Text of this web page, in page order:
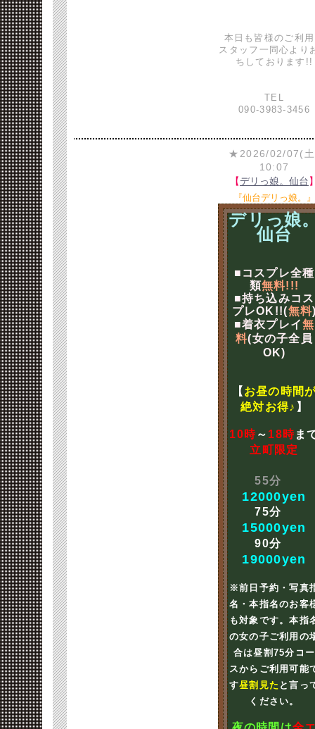
本日も皆様のご利
スタッフ一同心より
ちしております!!
TEL
090-3983-3456
★2026/02/07(
10:07
【デリっ娘。仙台
『仙台デリっ娘。』
デリっ娘
仙台
■コスプレ全種
類無料!!!
■持ち込みコス
プレOK!!(無料
■着衣プレイ無
料(女の子全員
OK)
【 お昼の時間
絶対お得♪ 】
10時～ 18時ま
立町限定
55分
12000yen
75分
15000yen
90分
19000yen
※前日予約・写真
名・本指名のお客
も対象です。本指
の女の子ご利用の
合は昼割75分コー
スからご利用可能
す昼割見た と言っ
ください。